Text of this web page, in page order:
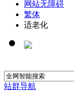
网站无障碍
繁体
适老化
站群导航